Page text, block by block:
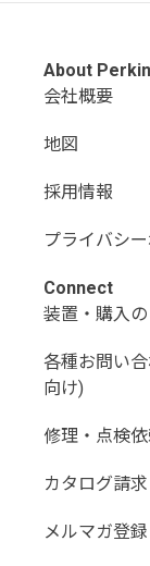
About
会社概要
地図
採用情報
プライバシ
Connect
装置・購入
各種お問い
向け)
修理・点検
カタログ請求
メルマガ登録